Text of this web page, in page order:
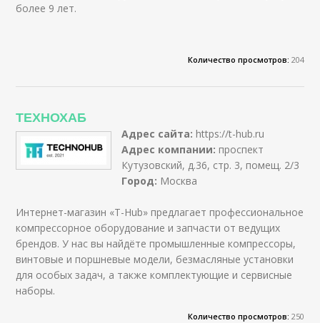
более 9 лет.
Количество просмотров: 204
ТЕХНОХАБ
Адрес сайта: https://t-hub.ru
Адрес компании: проспект
Кутузовский, д.36, стр. 3, помещ. 2/3
Город: Москва
Интернет-магазин «T-Hub» предлагает профессиональное
компрессорное оборудование и запчасти от ведущих
брендов. У нас вы найдёте промышленные компрессоры,
винтовые и поршневые модели, безмасляные установки
для особых задач, а также комплектующие и сервисные
наборы.
Количество просмотров: 250